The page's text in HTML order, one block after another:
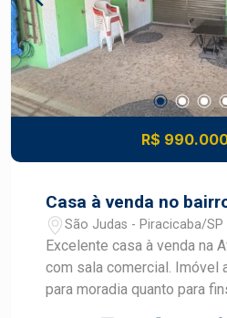
R$
Casa à venda no
São Judas - Piracicaba/SP
Excelente casa à venda na
com sala comercial. Imóvel
para moradia quanto para